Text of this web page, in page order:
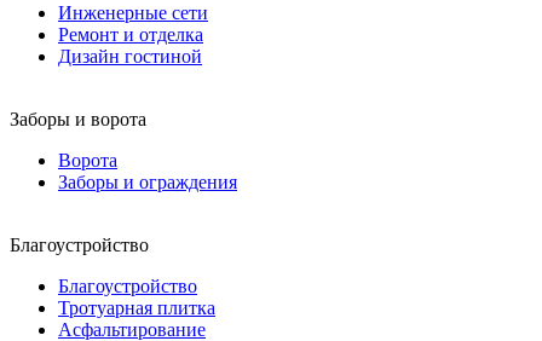
Инженерные сети
Ремонт и отделка
Дизайн гостиной
Заборы и ворота
Ворота
Заборы и ограждения
Благоустройство
Благоустройство
Тротуарная плитка
Асфальтирование